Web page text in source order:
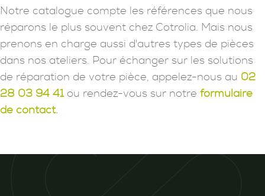
Notre catalogue compte les références que nous
réparons le plus souvent chez Cotrolia. Mais nous
prenons en charge aussi d'autres types de pièces
dans nos ateliers. Pour échanger sur les solutions
de réparation de votre pièce, appelez-nous au 02
28 03 94 41ou rendez-vous sur notre formulaire
de contact.